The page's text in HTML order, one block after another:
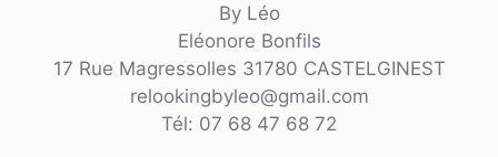
By Léo
Eléonore Bonfils
17 Rue Magressolles 31780 CASTELGINEST
relookingbyleo@gmail.com
Tél: 07 68 47 68 72